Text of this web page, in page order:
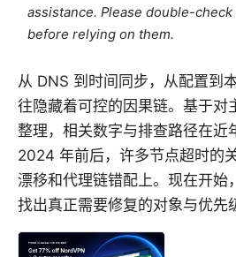
assistance. Please double-
before relying on them.
从 DNS 到时间同步，从配置到
往隐藏着可控的因果链。基于对
整理，相关数字与排查路径在近
2024 年前后，许多节点超时的
漂移和代理链错配上。现在开始
找出真正需要修复的对象与优先